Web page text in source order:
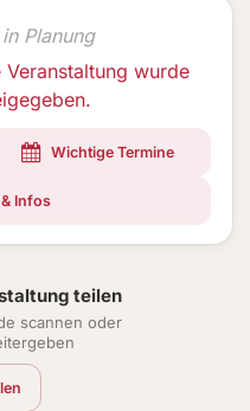
Planung
wurde
Wichtige Termine
Infos
teilen
scannen oder